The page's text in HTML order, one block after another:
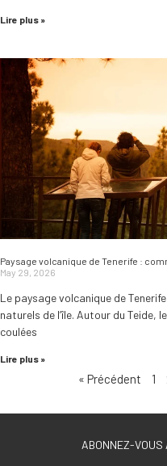
Lire plus »
Paysage volcanique de Tenerife :
May 29, 2026
Le paysage volcanique de
naturels de l’île. Autour du Teide,
coulées
Lire plus »
« Précédent 1
ABONNEZ-VOUS